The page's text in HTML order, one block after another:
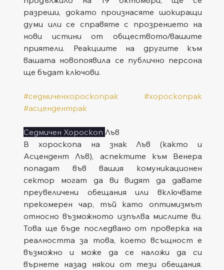
разреши, докато произнасяте шокиращи
думи или се справяте с прозрението на
нови истини от обществото/вашите
приятели. Реакциите на другите към
вашата новопоявила се публично персона
ще бъдат ключови.
#седмиченхороскопрак
#хороскопрак
#асцендентрак
Седмичен Хороскоп Лъв
В хороскопа на знак Лъв (както и
Асцендент Лъв), аспектите към Венера
попадат във вашия комуникационен
сектор могат да ви видят да давате
преувеличени обещания или включвате
прекомерен чар, тъй като оптимизмът
относно възможното изпълва мислите ви.
Това ще бъде последвано от проверка на
реалността за това, което всъщност е
възможно и може да се наложи да си
върнете назад някои от тези обещания.